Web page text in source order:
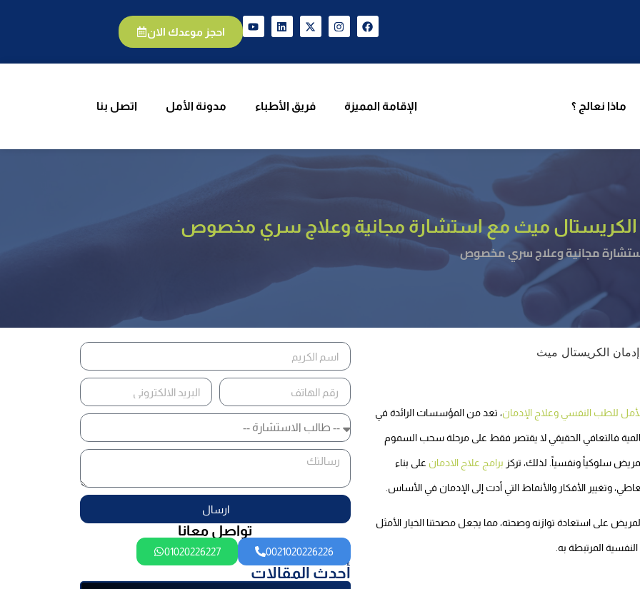
احجز موعدك الان
ماذا نعالج ؟ الإقامة المميزة فريق الأطباء مدونة الأمل اتصل بنا
الإقامة المميزة فريق الأطباء مدونة الأمل اتصل بنا
الكريستال ميث مع استشارة مجانية وعلاج سري مخصوص
مجانية وعلاج سري مخصوص
للطب النفسي وعلاج الإدمان، تعد من المؤسسات الرائدة في
فالتعافي الحقيقي لا يقتصر فقط على مرحلة سحب السموم
سلوكياً ونفسياً. لذلك، تركز برامج علاج الادمان على بناء
وتغيير الأفكار والأنماط التي أدت إلى الإدمان في الأساس.
على استعادة توازنه وصحته، مما يجعل مصحتنا الخيار الأمثل
المرتبطة به.
ارسال
تواصل معانا
0021020226226
01020226227
أحدث المقالات